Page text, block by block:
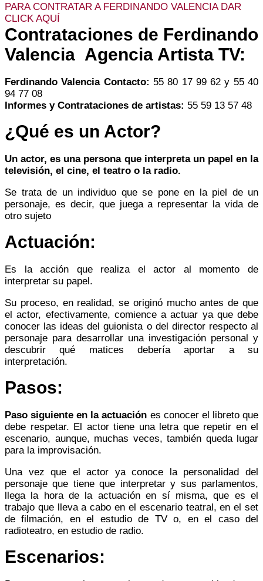
PARA CONTRATAR A FERDINANDO VALENCIA DAR
CLICK AQUÍ
Contrataciones de Ferdinando
Valencia Agencia Artista TV:
Ferdinando ValenciaContacto: 55 80 17 99 62 y 55 40
94 77 08
Informes y Contrataciones de artistas: 55 59 13 57 48
¿Qué es un Actor?
Un actor, es una persona que interpreta un papel en la
televisión, el cine, el teatro o la radio.
Se trata de un individuo que se pone en la piel de un
personaje, es decir, que juega a representar la vida de
otro sujeto
Actuación:
Es la acción que realiza el actor al momento de
interpretar su papel.
Su proceso, en realidad, se originó mucho antes de que
el actor, efectivamente, comience a actuar ya que debe
conocer las ideas del guionista o del director respecto al
personaje para desarrollar una investigación personal y
descubrir qué matices debería aportar a su
interpretación.
Pasos:
Paso siguiente en la actuación es conocer el libreto que
debe respetar. El actor tiene una letra que repetir en el
escenario, aunque, muchas veces, también queda lugar
para la improvisación.
Una vez que el actor ya conoce la personalidad del
personaje que tiene que interpretar y sus parlamentos,
llega la hora de la actuación en sí misma, que es el
trabajo que lleva a cabo en el escenario teatral, en el set
de filmación, en el estudio de TV o, en el caso del
radioteatro, en estudio de radio.
Escenarios: